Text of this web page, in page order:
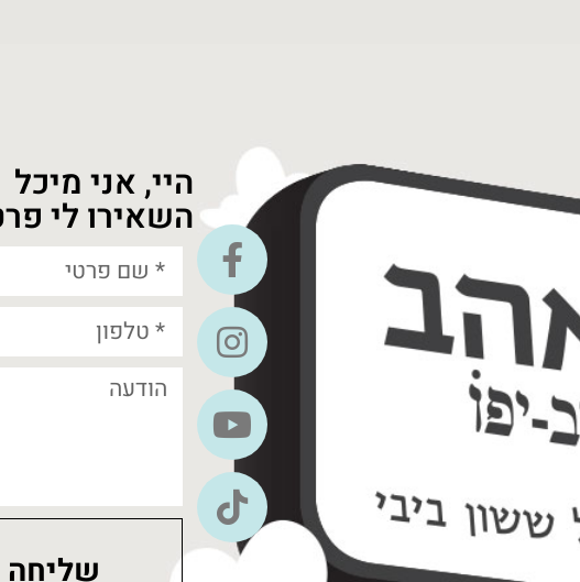
היי, אני מיכל
השאירו לי
שליחה